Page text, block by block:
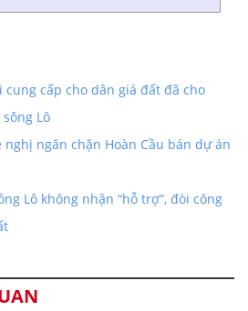
cung cấp cho dân giá đất đã cho
Lô
nghị ngăn chặn Hoàn Cầu bán dự án
Lô không nhận “hỗ trợ”, đòi công